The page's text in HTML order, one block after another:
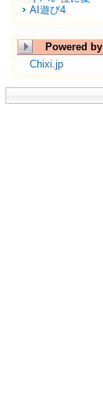
AI遊び4
Powered by
Chixi.jp